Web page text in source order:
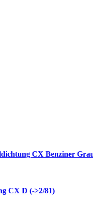
CX Benziner
CX D (->2/81)